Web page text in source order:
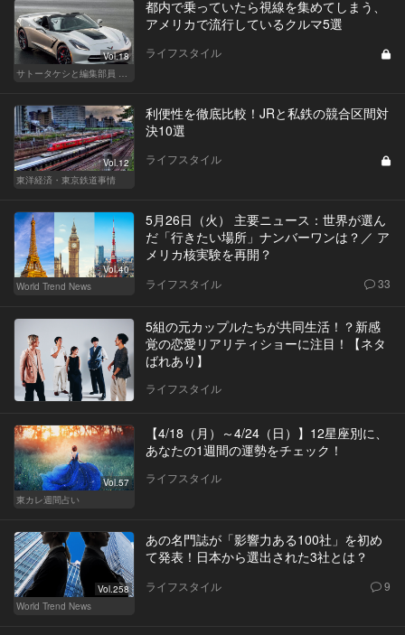
Vol.18
サトータケシと編集部員 船山の"CAR GENTSへの道"
都内で乗っていたら視線を集めてしまう、
アメリカで流行しているクルマ5選
ライフスタイル
Vol.12
東洋経済・東京鉄道事情
利便性を徹底比較！JRと私鉄の競合区間対
決10選
ライフスタイル
Vol.40
World Trend News
5月26日（火） 主要ニュース：世界が選ん
だ「行きたい場所」ナンバーワンは？／ ア
メリカ核実験を再開？
ライフスタイル 33
5組の元カップルたちが共同生活！？新感
覚の恋愛リアリティショーに注目！【ネタ
ばれあり】
ライフスタイル
Vol.57
東カレ週間占い
【4/18（月）～4/24（日）】12星座別に、
あなたの1週間の運勢をチェック！
ライフスタイル
Vol.258
World Trend News
あの名門誌が「影響力ある100社」を初め
て発表！日本から選出された3社とは？
ライフスタイル 9